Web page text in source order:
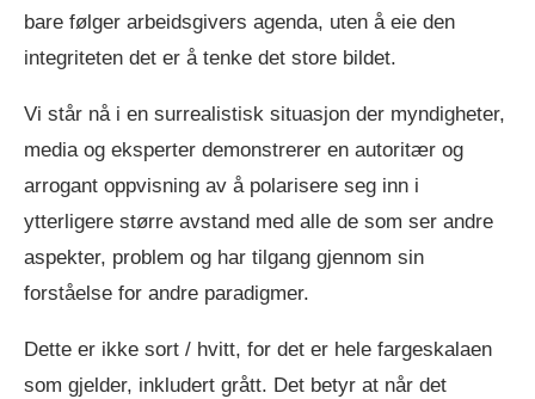
bare følger arbeidsgivers agenda, uten å eie den
integriteten det er å tenke det store bildet.
Vi står nå i en surrealistisk situasjon der myndigheter,
media og eksperter demonstrerer en autoritær og
arrogant oppvisning av å polarisere seg inn i
ytterligere større avstand med alle de som ser andre
aspekter, problem og har tilgang gjennom sin
forståelse for andre paradigmer.
Dette er ikke sort / hvitt, for det er hele fargeskalaen
som gjelder, inkludert grått. Det betyr at når det